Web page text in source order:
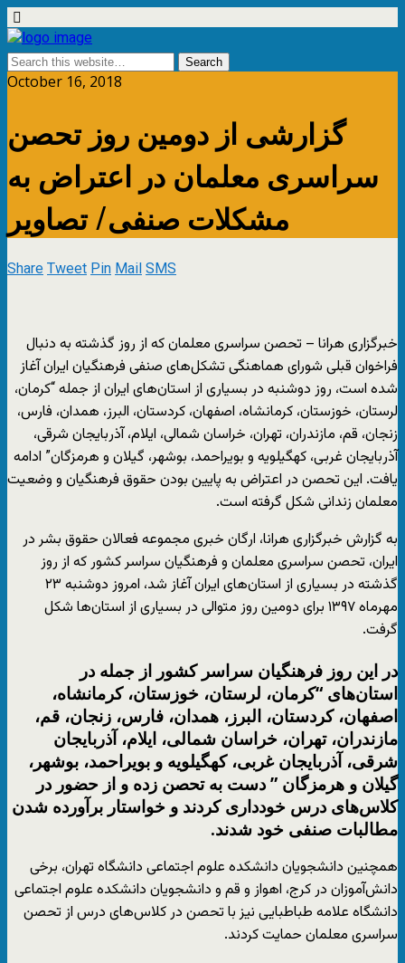
October 16, 2018
گزارشی از دومین روز تحصن
سراسری معلمان در اعتراض به
مشکلات صنفی/ تصاویر
ShareTweetPinMailSMS
خبرگزاری هرانا – تحصن سراسری معلمان که از روز گذشته به دنبال
فراخوان قبلی شورای هماهنگی تشکل‌های صنفی فرهنگیان ایران آغاز
شده است، روز دوشنبه در بسیاری از استان‌های ایران از جمله “کرمان،
لرستان، خوزستان، کرمانشاه، اصفهان، کردستان، البرز، همدان، فارس،
زنجان، قم، مازندران، تهران، خراسان شمالی، ایلام، آذربایجان شرقی،
آذربایجان غربی، کهگیلویه و بویراحمد، بوشهر، گیلان و هرمزگان” ادامه
یافت. این تحصن در اعتراض به پایین بودن حقوق فرهنگیان و وضعیت
معلمان زندانی شکل گرفته است.
به گزارش خبرگزاری هرانا، ارگان خبری مجموعه فعالان حقوق بشر در
ایران، تحصن سراسری معلمان و فرهنگیان سراسر کشور که از روز
گذشته در بسیاری از استان‌های ایران آغاز شد، امروز دوشنبه ۲۳
مهرماه ۱۳۹۷ برای دومین روز متوالی در بسیاری از استان‌ها شکل
گرفت.
در این روز فرهنگیان سراسر کشور از جمله در
استان‌های “کرمان، لرستان، خوزستان، کرمانشاه،
اصفهان، کردستان، البرز، همدان، فارس، زنجان، قم،
مازندران، تهران، خراسان شمالی، ایلام، آذربایجان
شرقی، آذربایجان غربی، کهگیلویه و بویراحمد، بوشهر،
گیلان و هرمزگان ” دست به تحصن زده و از حضور در
کلاس‌های درس خودداری کردند و خواستار برآورده شدن
مطالبات صنفی خود شدند.
همچنین دانشجویان دانشکده علوم اجتماعی دانشگاه تهران، برخی
دانش‌آموزان در کرج، اهواز و قم و دانشجویان دانشکده علوم اجتماعی
دانشگاه علامه طباطبایی نیز با تحصن در کلاس‌های درس از تحصن
سراسری معلمان حمایت کردند.